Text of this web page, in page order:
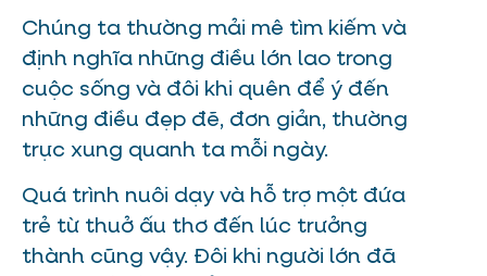
Chúng ta thường mải mê tìm kiếm và
định nghĩa những điều lớn lao trong
cuộc sống và đôi khi quên để ý đến
những điều đẹp đẽ, đơn giản, thường
trực xung quanh ta mỗi ngày.
Quá trình nuôi dạy và hỗ trợ một đứa
trẻ từ thuở ấu thơ đến lúc trưởng
thành cũng vậy. Đôi khi người lớn đã